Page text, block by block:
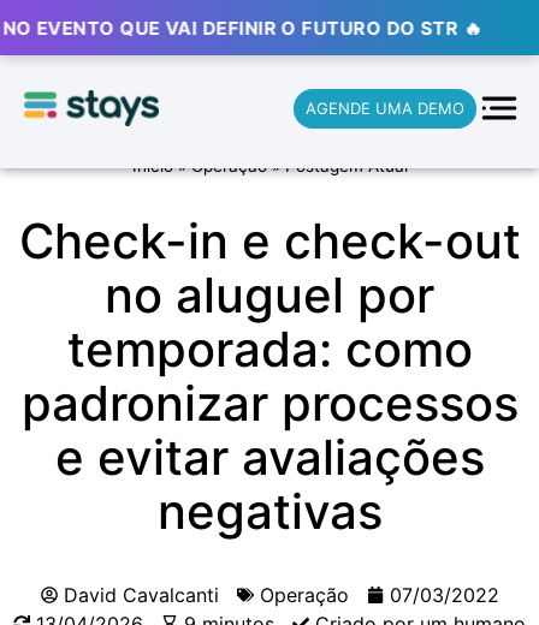
QUE VAI DEFINIR O FUTURO DO STR 🔥 ⚡ ⚡ ⚡
AGENDE UMA DEMO
Início»Operação»Postagem Atual
Check-in e check-out
no aluguel por
temporada: como
padronizar processos
e evitar avaliações
negativas
David Cavalcanti Operação
07/03/2022